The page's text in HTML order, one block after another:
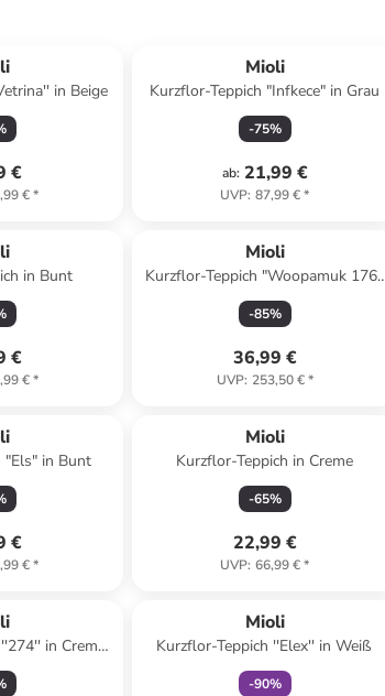
in Beige
€
€*
Mioli
Kurzflor-Teppich "Infkece" in Grau
-75%
ab: 21,99 €
UVP: 87,99 €*
in Bunt
€
€*
Mioli
Kurzflor-Teppich "Woopamuk 176"
in Bunt
-85%
36,99 €
UVP: 253,50 €*
"Els" in Bunt
€
€*
Mioli
Kurzflor-Teppich in Creme
-65%
22,99 €
UVP: 66,99 €*
in Creme/
Mioli
Kurzflor-Teppich ''Elex'' in Weiß
-90%